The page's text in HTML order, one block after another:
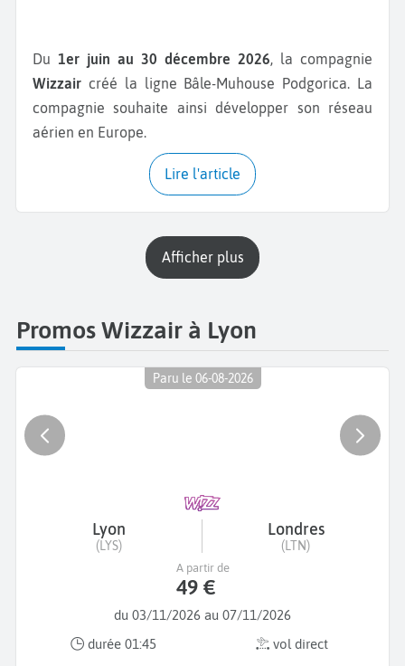
Du 1er juin au 30 décembre 2026, la compagnie
Wizzair créé la ligne Bâle-Muhouse Podgorica. La
compagnie souhaite ainsi développer son réseau
aérien en Europe.
Lire l'article
Afficher plus
Promos Wizzair à Lyon
Paru le 06-08-2026
Lyon
(LYS)
Londres
(LTN)
du 03/11/2026 au 07/11/2026
durée 01:45
vol direct
A partir de
49 €